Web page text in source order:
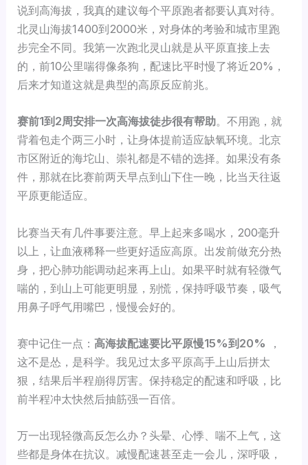
说到高海拔，我真的建议每个平原跑者都要认真对待。
北灵山海拔1400到2000米，对身体的考验和城市里跑
步完全不同。我第一次跑北灵山就是从平原直接上去
的，前10公里喘得像条狗，配速比平时慢了将近20%，
后来才知道这就是典型的高原反应前兆。
赛前1到2周安排一次高海拔徒步很有帮助。不用跑，就
背着包走个两三小时，让身体提前适应缺氧环境。北京
市区附近的海坨山、崇礼都是不错的选择。如果没有条
件，那就在比赛前两天早点到山下住一晚，比当天往返
平原更能适应。
比赛当天有几件事要注意。早上起来多喝水，200毫升
以上，让血液稀释一些更好适应高原。出发前做充分热
身，把心肺功能调动起来再上山。如果平时就有轻微气
喘的，到山上可能更明显，别慌，保持呼吸节奏，吸气
用鼻子呼气用嘴巴，慢慢会好的。
赛中记住一点：高海拔配速要比平原慢15%到20%
，
这不是怂，是科学。我见过太多平原高手上山后拼太
狠，结果后半程崩得厉害。保持稳定的配速和呼吸，比
前半程冲太快然后抽筋强一百倍。
万一出现轻微高反怎么办？头晕、心悸、喘不上气，这
些都是身体在抗议。减慢配速甚至走一会儿，深呼吸，